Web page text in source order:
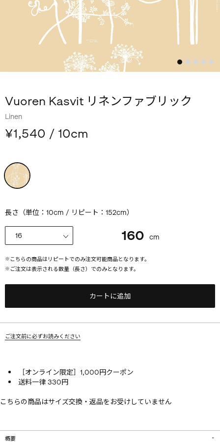
Vuoren Kasvit リネンファブリック
Linen
¥1,540 / 10cm
長さ（単位：10cm / リピート： 152cm）
160 cm
※ こちらの商品はリピートでのみ注文可能商品となります。
※ ご注文は表示される数量（長さ）でのみとなります。
カートに追加
ご注文前に必ずお読みください
［オンライン限定］1,000円クーポン
送料一律 330円
こちらの商品はサイズ交換・返品をお受けしていません
概要